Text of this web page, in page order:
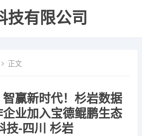
技有限公司
正文
赢新时代！杉岩数据
业加入宝德鲲鹏生态
技-四川 杉岩